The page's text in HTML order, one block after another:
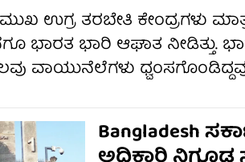
ಉಗ್ರ ತರಬೇತಿ ಕೇಂದ್ರಗಳು
ಭಾರತ ಭಾರಿ ಆಘಾತ
ವಾಯುನೆಲೆಗಳು
Bangladesh